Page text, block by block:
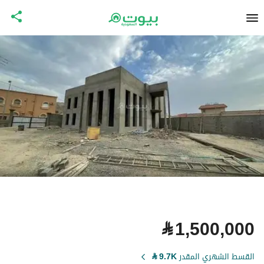
⃁1,500,000
القسط الشهري المقدر9.7K
⃁